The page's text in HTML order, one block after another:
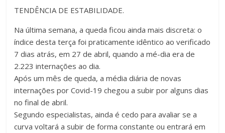
TENDÊNCIA DE ESTABILIDADE.
Na última semana, a queda ficou ainda mais discreta: o
índice desta terça foi praticamente idêntico ao verificado
7 dias atrás, em 27 de abril, quando a mé-dia era de
2.223 internações ao dia.
Após um mês de queda, a média diária de novas
internações por Covid-19 chegou a subir por alguns dias
no final de abril.
Segundo especialistas, ainda é cedo para avaliar se a
curva voltará a subir de forma constante ou entrará em